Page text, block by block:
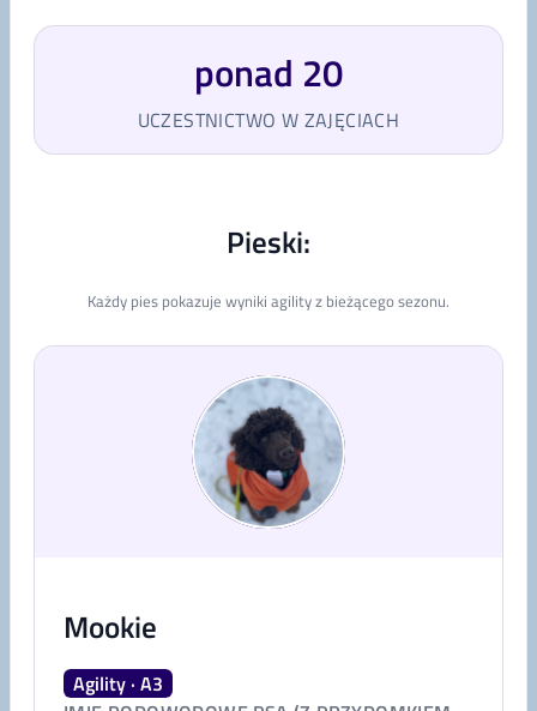
ponad 20
UCZESTNICTWO W ZAJĘCIACH
Pieski:
Każdy pies pokazuje wyniki agility z bieżącego sezonu.
Mookie
Agility · A3